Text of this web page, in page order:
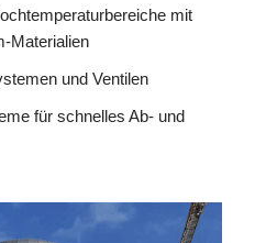
mit
Materialien
und Ventilen
für schnelles Ab- und